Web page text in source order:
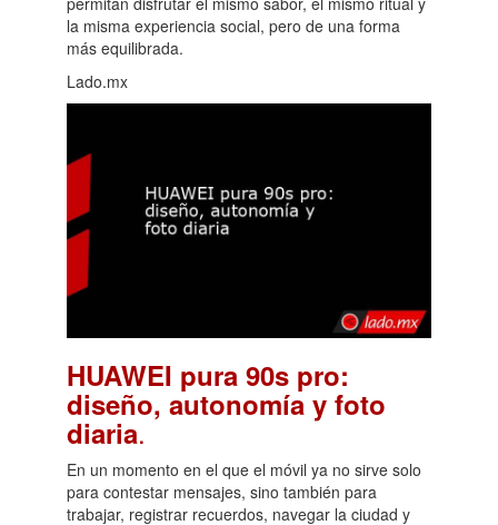
la misma experiencia social, pero de una forma
más equilibrada.
Lado.mx
HUAWEI pura 90s pro:
diseño, autonomía y foto
diaria.
En un momento en el que el móvil ya no sirve solo
para contestar mensajes, sino también para
trabajar, registrar recuerdos, navegar la ciudad y